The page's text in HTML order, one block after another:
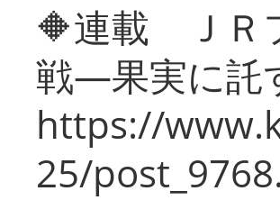
🔶連載 ＪＲ
戦―果実に託
https://
25/